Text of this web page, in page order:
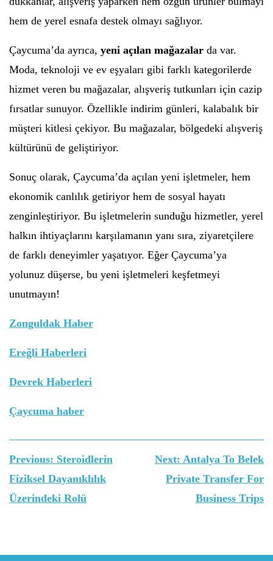
hem de yerel esnafa destek olmayı sağlıyor.
Çaycuma’da ayrıca, yeni açılan mağazalar da var.
Moda, teknoloji ve ev eşyaları gibi farklı kategorilerde
hizmet veren bu mağazalar, alışveriş tutkunları için cazip
fırsatlar sunuyor. Özellikle indirim günleri, kalabalık bir
müşteri kitlesi çekiyor. Bu mağazalar, bölgedeki alışveriş
kültürünü de geliştiriyor.
Sonuç olarak, Çaycuma’da açılan yeni işletmeler, hem
ekonomik canlılık getiriyor hem de sosyal hayatı
zenginleştiriyor. Bu işletmelerin sunduğu hizmetler, yerel
halkın ihtiyaçlarını karşılamanın yanı sıra, ziyaretçilere
de farklı deneyimler yaşatıyor. Eğer Çaycuma’ya
yolunuz düşerse, bu yeni işletmeleri keşfetmeyi
unutmayın!
Zonguldak Haber
Ereğli Haberleri
Devrek Haberleri
Çaycuma haber
Yazı
gezinmesi
Previous: Steroidlerin
Fiziksel Dayanıklılık
Üzerindeki Rolü
Next: Antalya To Belek
Private Transfer For
Business Trips